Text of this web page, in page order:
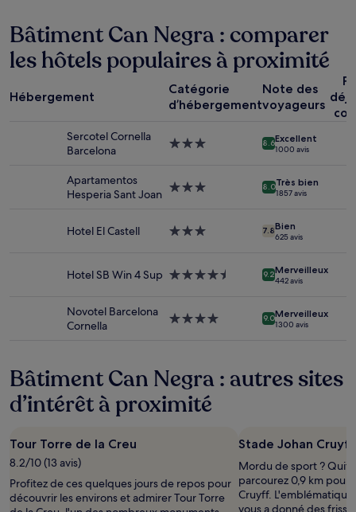
des
24 dernières
heures
sur
base
peuvent
s’appliquer.
Bâtiment Can Negra : comparer
les hôtels populaires à proximité
Hébergement
Catégorie
d’hébergement
Note des
voyageurs
Sercotel Cornella
Barcelona
Hébergement
8.6Excellent
1 000 avis
Apartamentos
Hesperia Sant Joan Hébergement
8.0Très bien
1 857 avis
Hotel El Castell
Hébergement
7.8Bien
625 avis
Hotel SB Win 4 Sup Hébergement
9.2Merveilleux
442 avis
Novotel Barcelona
Cornella
Hébergement
9.0Merveilleux
1 300 avis
Bâtiment Can Negra : autres sites
d’intérêt à proximité
Tour Torre de la Creu
8.2/10 (13 avis)
Profitez de ces quelques jours de repos pour
découvrir les environs et admirer Tour Torre
Stade Johan Cruyff
Mordu de sport ?
parcourez 0,9 km pour
Cruyff.
vous a donné des